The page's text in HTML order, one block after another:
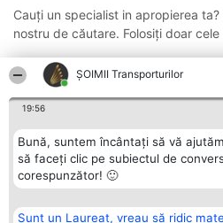
ȘOIMII Transporturilor
19:56
Bună, suntem încântați să vă
să faceți clic pe subiectul de
corespunzător! 🙂
Sunt un Laureat, vreau să ridic
Cauți un specialist in apropierea
nostru de căutare. Folosiți doar
Organizator Ranking Plebiscyt